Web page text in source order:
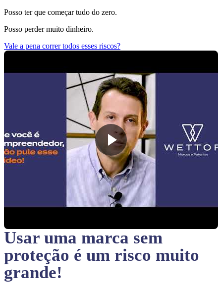
Posso ter que começar tudo do zero.
Posso perder muito dinheiro.
Vale a pena correr todos esses riscos?
Usar uma marca sem
proteção é um risco muito
grande!